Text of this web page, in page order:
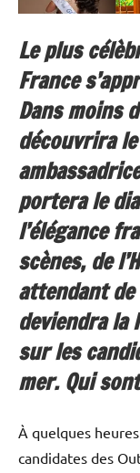
Le plus
France
Dans moins
découvrira
portera le
l’élégance
scènes, de
attendant
deviendra la
sur les
mer. Qui
À quelques
candidates des